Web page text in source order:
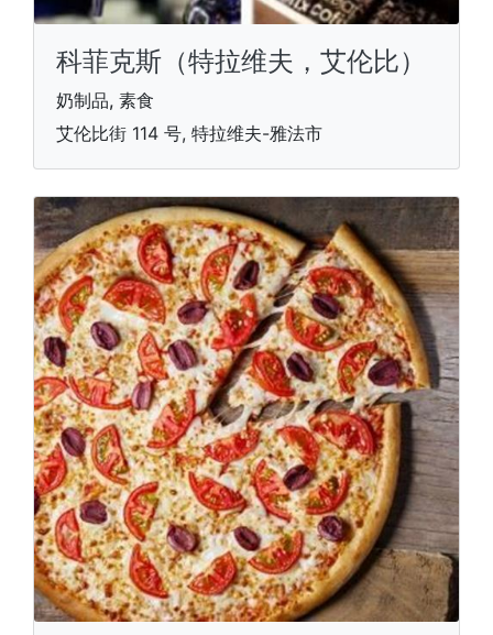
科菲克斯（特拉维夫，艾伦比）
奶制品, 素食
艾伦比街 114 号, 特拉维夫-雅法市